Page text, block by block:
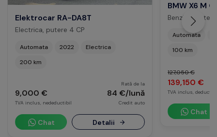
Elektrocar RA-DA8T
Electrica, putere 4 CP
Automata 2022
Electrica
200 km
9,000 €
TVA inclus, nedeductibil
Rată de la
84 €/lună
Credit auto
Chat Detalii
BMW X6 M
Benzina,
Automata
100 km
127,050 €
139,150 €
TVA inclus,
Chat